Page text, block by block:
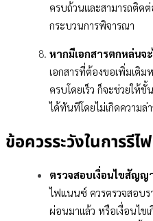
ครบถ้วนและสามารถติดต่
กระบวนการพิจารณา
หากมีเอกสารตกหล่นจ
เอกสารที่ต้องขอเพิ่มเติม
ครบโดยเร็ว ก็จะช่วยให้
ได้ทันทีโดยไม่เกิดความล่
ข้อควรระวังในการรี
ตรวจสอบเงื่อนไขสัญ
ไฟแนนซ์ ควรตรวจสอบร
ผ่อนมาแล้ว หรือเงื่อนไ